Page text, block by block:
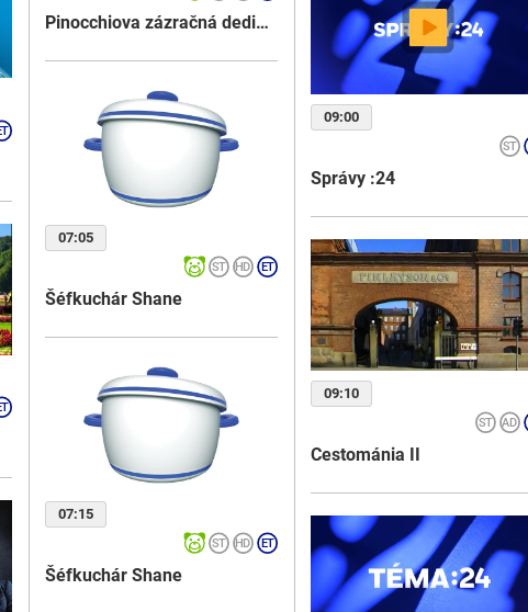
Pinocchiova zázračná dedinka
07:05
Šéfkuchár Shane
07:15
Šéfkuchár Shane
09:00
Správy :24
09:10
Cestománia II